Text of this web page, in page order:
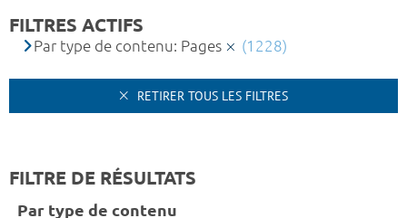
FILTRES ACTIFS
Par type de contenu: Pages (1228)
RETIRER TOUS LES FILTRES
FILTRE DE RÉSULTATS
Par type de contenu